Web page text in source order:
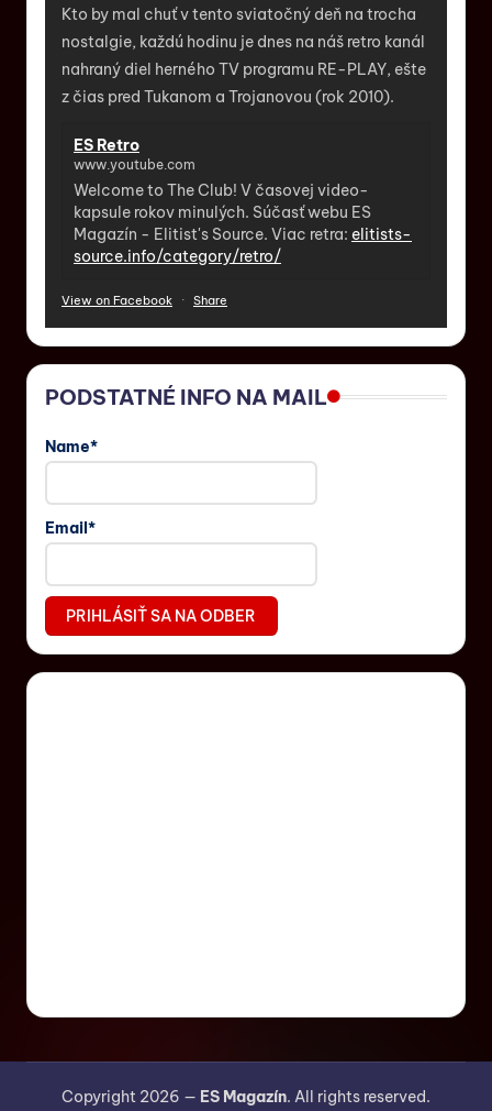
Kto by mal chuť v tento sviatočný deň na trocha
nostalgie, každú hodinu je dnes na náš retro kanál
nahraný diel herného TV programu RE-PLAY, ešte
z čias pred Tukanom a Trojanovou (rok 2010).
ES Retro
www.youtube.com
Welcome to The Club! V časovej video-
kapsule rokov minulých. Súčasť webu ES
Magazín - Elitist's Source. Viac retra: elitists-
source.info/category/retro/
View on Facebook · Share
PODSTATNÉ INFO NA MAIL
Name*
Email*
Copyright 2026 — ES Magazín. All rights reserved.